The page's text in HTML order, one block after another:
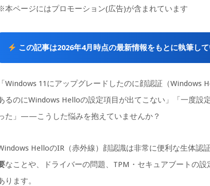
本ページにはプロモーション(広告)が含まれています
この記事は2026年4月時点の最新情報をもとに執筆し
「Windows 11にアップグレードしたのに顔認証（Windows
るのにWindows Helloの設定項目が出てこない」「一度設
た」——こうした悩みを抱えていませんか？
HelloのIR（赤外線）顔認識は非常に便利な生体認証
なことや、ドライバーの問題、TPM・セキュアブートの
ります。